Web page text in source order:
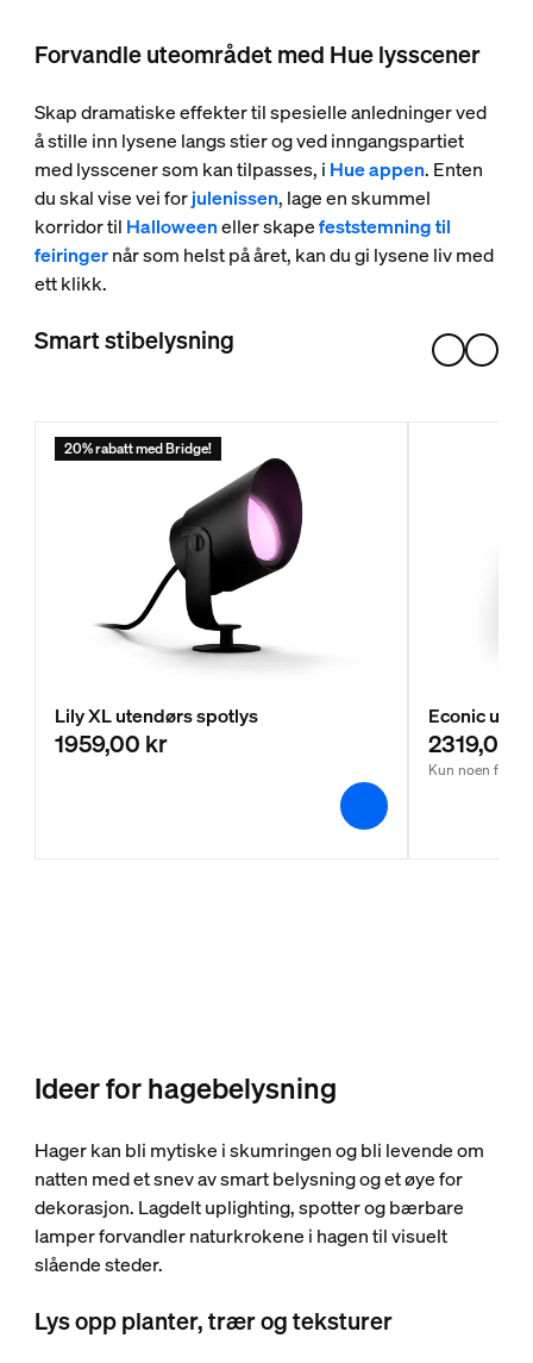
Forvandle uteområdet med Hue lysscener
Skap dramatiske effekter til spesielle anledninger ved
å stille inn lysene langs stier og ved inngangspartiet
med lysscener som kan tilpasses, i Hue appen. Enten
du skal vise vei forjulenissen, lage en skummel
korridor til Halloweeneller skapefeststemning til
feiringernår som helst på året, kan du gi lysene liv med
ett klikk.
Smart stibelysning
20% rabatt med Bridge!
Lily XL utendørs spotlys
1959,00 kr
Econic
2319,00
Kun noen få
Ideer for hagebelysning
Hager kan bli mytiske i skumringen og bli levende om
natten med et snev av smart belysning og et øye for
dekorasjon. Lagdelt uplighting, spotter og bærbare
lamper forvandler naturkrokene i hagen til visuelt
slående steder.
Lys opp planter, trær og teksturer